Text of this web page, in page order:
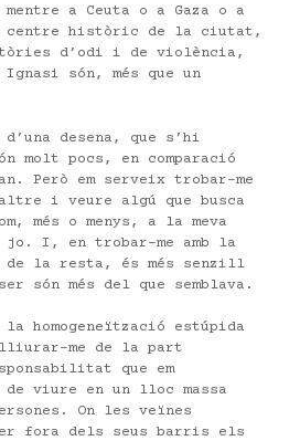
a Ceuta o a Gaza o a
centre històric de la ciutat,
d’odi i de violència,
són, més que un
d’una desena, que s’hi
molt pocs, en comparació
Però em serveix trobar-me
i veure algú que busca
més o menys, a la meva
jo. I, en trobar-me amb la
de la resta, és més senzill
són més del que semblava.
homogeneïtzació estúpida
me de la part
que em
viure en un lloc massa
On les veïnes
fora dels seus barris els